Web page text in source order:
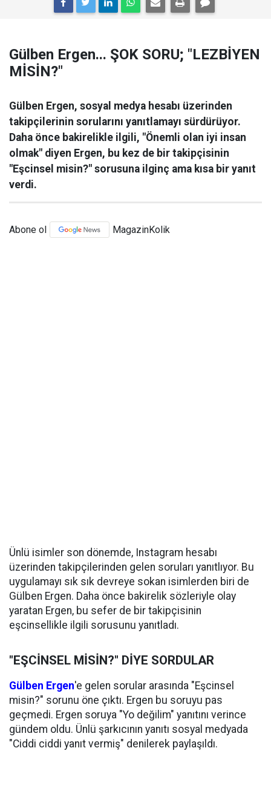
Gülben Ergen... ŞOK SORU; "LEZBİYEN
MİSİN?"
Gülben Ergen, sosyal medya hesabı üzerinden
takipçilerinin sorularını yanıtlamayı sürdürüyor.
Daha önce bakirelikle ilgili, "Önemli olan iyi insan
olmak" diyen Ergen, bu kez de bir takipçisinin
"Eşcinsel misin?" sorusuna ilginç ama kısa bir yanıt
verdi.
Abone ol MagazinKolik
Ünlü isimler son dönemde, Instagram hesabı
üzerinden takipçilerinden gelen soruları yanıtlıyor. Bu
uygulamayı sık sık devreye sokan isimlerden biri de
Gülben Ergen. Daha önce bakirelik sözleriyle olay
yaratan Ergen, bu sefer de bir takipçisinin
eşcinsellikle ilgili sorusunu yanıtladı.
"EŞCİNSEL MİSİN?" DİYE SORDULAR
Gülben Ergen'e gelen sorular arasında "Eşcinsel
misin?" sorunu öne çıktı. Ergen bu soruyu pas
geçmedi. Ergen soruya "Yo değilim" yanıtını verince
gündem oldu. Ünlü şarkıcının yanıtı sosyal medyada
"Ciddi ciddi yanıt vermiş" denilerek paylaşıldı.